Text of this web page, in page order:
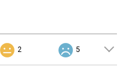
2 5